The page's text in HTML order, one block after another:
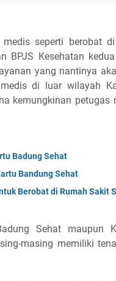
seperti berobat
BPJS Kesehatan
yang nantinya
di luar wilayah
kemungkinan
Badung Sehat
Bandung Sehat
Berobat di Rumah Sakit
Sehat maupun
masing memiliki